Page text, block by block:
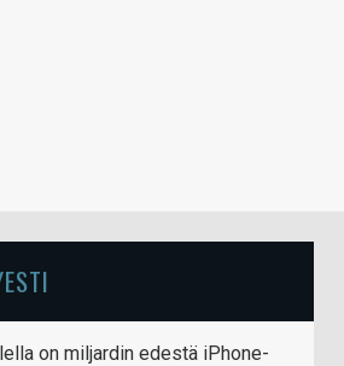
on miljardin edestä iPhone-